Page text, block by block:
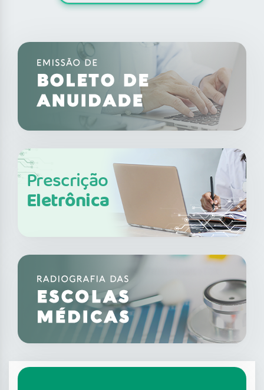
Prescrição
Eletrônica